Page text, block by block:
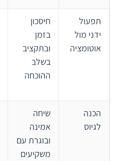
תפעול
ידני מול
אוטומציה
חיסכון
בזמן
ובתקציב
בשלב
ההוכחה
הכנה
לגיוס
שיחה
אמינה
ובוגרת עם
משקיעים